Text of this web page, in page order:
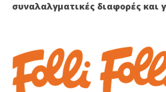
συναλαλγματικές διαφορές και